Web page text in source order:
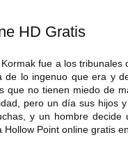
HD Gratis
Kormak fue a los
de lo ingenuo que era y
que no tienen miedo de
pero un día sus hijos
y un hombre
Point online gratis